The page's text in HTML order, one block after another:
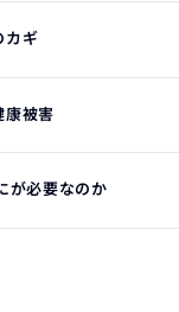
カギ
康被害
が必要なのか